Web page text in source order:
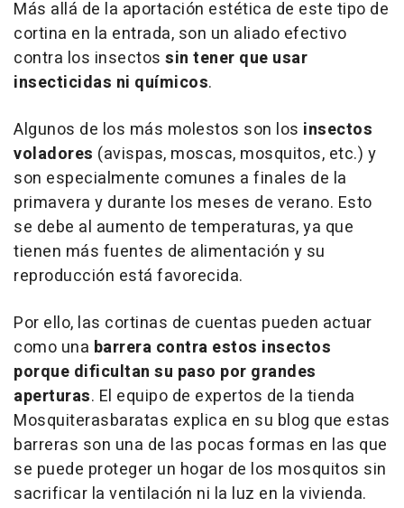
Más allá de la aportación estética de este tipo de
cortina en la entrada, son un aliado efectivo
contra los insectos sin tener que usar
insecticidas ni químicos.
Algunos de los más molestos son los insectos
voladores (avispas, moscas, mosquitos, etc.) y
son especialmente comunes a finales de la
primavera y durante los meses de verano. Esto
se debe al aumento de temperaturas, ya que
tienen más fuentes de alimentación y su
reproducción está favorecida.
Por ello, las cortinas de cuentas pueden actuar
como una barrera contra estos insectos
porque dificultan su paso por grandes
aperturas. El equipo de expertos de la tienda
Mosquiterasbaratas explica en su blog que estas
barreras son una de las pocas formas en las que
se puede proteger un hogar de los mosquitos sin
sacrificar la ventilación ni la luz en la vivienda.